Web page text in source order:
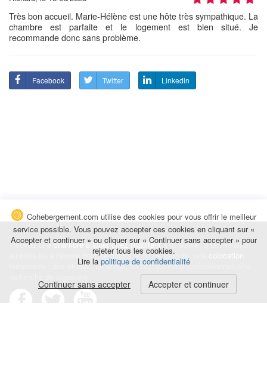
Très bon accueil. Marie-Hélène est une hôte très sympathique. La
chambre est parfaite et le logement est bien situé. Je
recommande donc sans problème.
Facebook Twitter Linkedin
Trouvez unechambre à louer chez l'habitantà la nuitée, à la semaine,
au mois ou à l'année pour de courts et longs séjours, une
temporaire : des études, un stage, un déplacement professionnel, une
Cohebergement.com utilise des cookies pour vous offrir le meilleur
service possible. Vous pouvez accepter ces cookies en cliquant sur «
Accepter et continuer » ou cliquer sur « Continuer sans accepter » pour
rejeter tous les cookies.
Lire la politique de confidentialité
Continuer sans accepter Accepter et continuer